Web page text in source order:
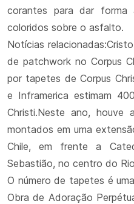
corantes para dar forma
coloridos sobre o asfalto.
Notícias
de patchwork no Corpus
por tapetes de Corpus
e Inframerica estimam
Christi.Neste ano, houve
montados em uma
Chile, em frente a
Sebastião, no centro do
O número de tapetes é
Obra de Adoração